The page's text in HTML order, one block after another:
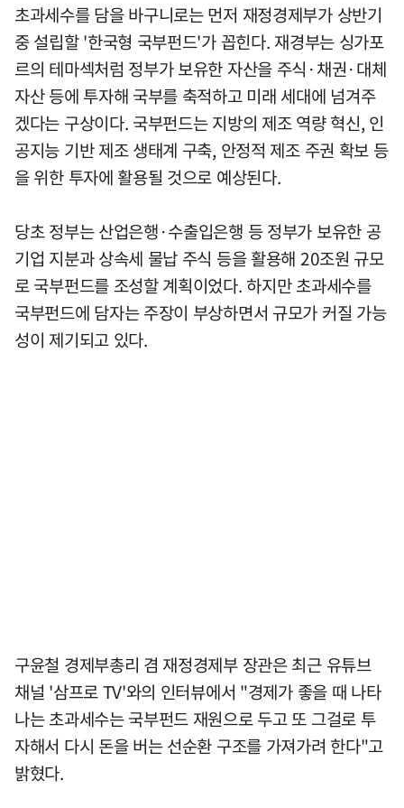
초과세수를 담을 바구니로는 먼저 재정경제부가 상반기
중 설립할 '한국형 국부펀드'가 꼽힌다. 재경부는 싱가포
르의 테마섹처럼 정부가 보유한 자산을 주식·채권·대체
자산 등에 투자해 국부를 축적하고 미래 세대에 넘겨주
겠다는 구상이다. 국부펀드는 지방의 제조 역량 혁신, 인
공지능 기반 제조 생태계 구축, 안정적 제조 주권 확보 등
을 위한 투자에 활용될 것으로 예상된다.
당초 정부는 산업은행·수출입은행 등 정부가 보유한 공
기업 지분과 상속세 물납 주식 등을 활용해 20조원 규모
로 국부펀드를 조성할 계획이었다. 하지만 초과세수를
국부펀드에 담자는 주장이 부상하면서 규모가 커질 가능
성이 제기되고 있다.
구윤철 경제부총리 겸 재정경제부 장관은 최근 유튜브
채널 '삼프로 TV'와의 인터뷰에서 "경제가 좋을 때 나타
나는 초과세수는 국부펀드 재원으로 두고 또 그걸로 투
자해서 다시 돈을 버는 선순환 구조를 가져가려 한다"고
밝혔다.